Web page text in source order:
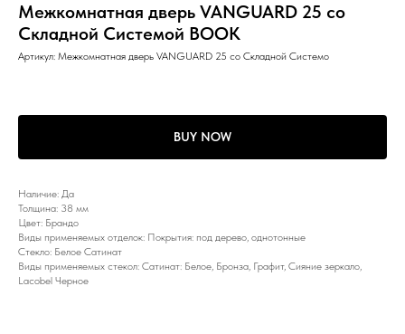
Межкомнатная дверь VANGUARD 25 со
Складной Системой BOOK
Артикул: Межкомнатная дверь VANGUARD 25 со Складной Системо
BUY NOW
Наличие: Да
Толщина: 38 мм
Цвет: Брандо
Виды применяемых отделок: Покрытия: под дерево, однотонные
Стекло: Белое Сатинат
Виды применяемых стекол: Сатинат: Белое, Бронза, Графит, Сияние зеркало,
Lacobel Черное